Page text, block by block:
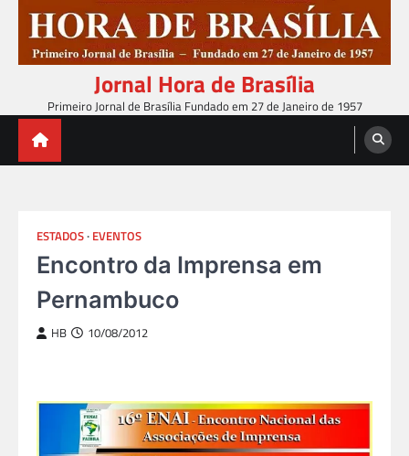
content
Jornal Hora de Brasília
Primeiro Jornal de Brasília Fundado em 27 de Janeiro de 1957
ESTADOS EVENTOS
Encontro da Imprensa em
Pernambuco
HB 10/08/2012